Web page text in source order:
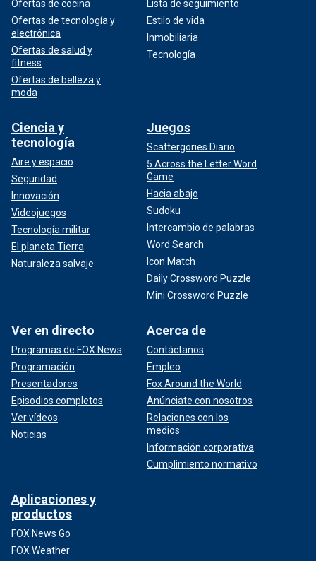
Ofertas de cocina
Ofertas de tecnología y
electrónica
Ofertas de salud y
fitness
Ofertas de belleza y
moda
Lista de seguimiento
Estilo de vida
Inmobiliaria
Tecnología
Ciencia y
tecnología
Aire y espacio
Seguridad
Innovación
Videojuegos
Tecnología militar
El planeta Tierra
Naturaleza salvaje
Juegos
Scattergories Diario
5 Across the Letter Word
Game
Hacia abajo
Sudoku
Intercambio de palabras
Word Search
Icon Match
Daily Crossword Puzzle
Mini Crossword Puzzle
Ver en directo
Programas de FOX News
Programación
Presentadores
Episodios completos
Ver vídeos
Noticias
Acerca de
Contáctanos
Empleo
Fox Around the World
Anúnciate con nosotros
Relaciones con los
medios
Información corporativa
Cumplimiento normativo
Aplicaciones y
productos
FOX News Go
FOX Weather